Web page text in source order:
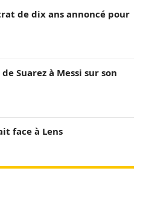
de dix ans annoncé pour
Suarez à Messi sur son
face à Lens